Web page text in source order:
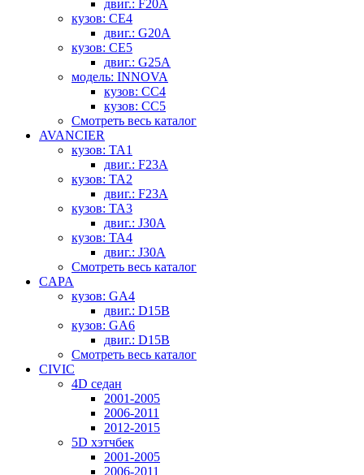
двиг.: F20A
кузов: CE4
двиг.: G20A
кузов: CE5
двиг.: G25A
модель: INNOVA
кузов: CC4
кузов: CC5
Смотреть весь каталог
AVANCIER
кузов: TA1
двиг.: F23A
кузов: TA2
двиг.: F23A
кузов: TA3
двиг.: J30A
кузов: TA4
двиг.: J30A
Смотреть весь каталог
CAPA
кузов: GA4
двиг.: D15B
кузов: GA6
двиг.: D15B
Смотреть весь каталог
CIVIC
4D седан
2001-2005
2006-2011
2012-2015
5D хэтчбек
2001-2005
2006-2011